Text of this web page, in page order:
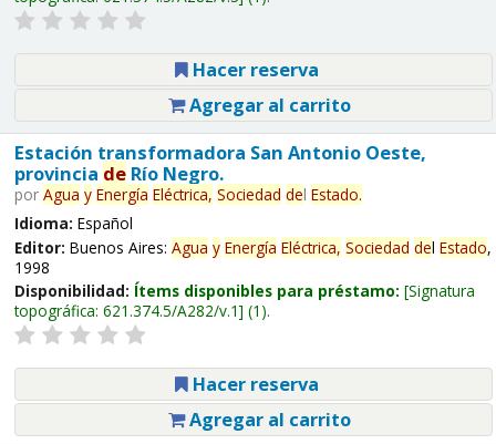
Hacer reserva
Agregar al carrito
Estación transformadora San Antonio Oeste,
provincia deRío Negro.
por Agua y Energía Eléctrica, Sociedad del Estado.
Idioma: Español
Editor: Buenos Aires: Agua y Energía Eléctrica, Sociedad del Estado,
1998
Disponibilidad: Ítems disponibles para préstamo: Signatura
topográfica: 621.374.5/A282/v.1 (1).
Hacer reserva
Agregar al carrito